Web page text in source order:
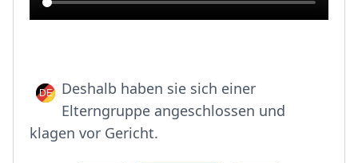
Deshalb haben sie sich einer
Elterngruppe angeschlossen und
klagen vor Gericht.